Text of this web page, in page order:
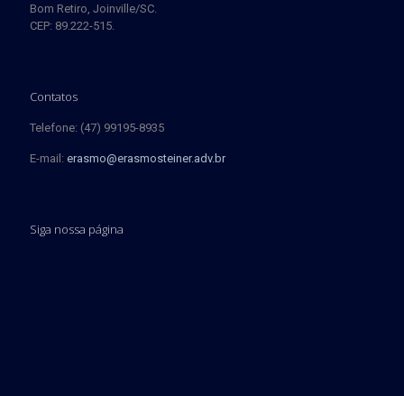
Bom Retiro, Joinville/SC.
CEP: 89.222-515.
Contatos
Telefone: (47) 99195-8935
E-mail: erasmo@erasmosteiner.adv.br
Siga nossa página